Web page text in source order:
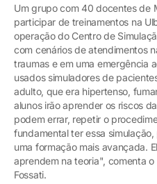
Um grupo com 40 docentes de
participar de treinamentos na
operação do Centro de
com cenários de atendimentos
traumas e em uma emergência
usados simuladores de
adulto, que era hipertenso,
alunos irão aprender os riscos
podem errar, repetir o
fundamental ter essa
uma formação mais avançada.
aprendem na teoria", comenta
Fossati.